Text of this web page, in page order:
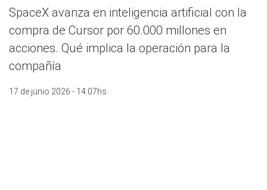
SpaceX avanza en inteligencia artificial con la
compra de Cursor por 60.000 millones en
acciones. Qué implica la operación para la
compañía
17 de junio 2026 - 14:07hs